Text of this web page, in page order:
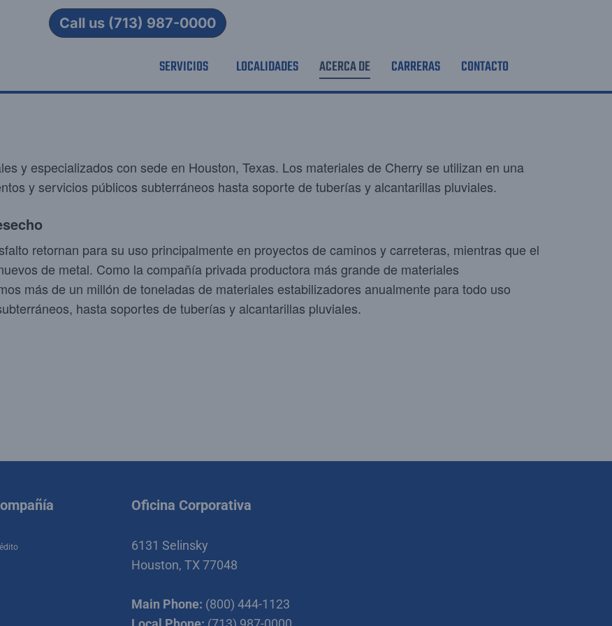
SERVICIOS LOCALIDADES ACERCA DE CARRERAS CONTACTO
Call us (713) 987-0000
y especializados con sede en Houston, Texas. Los materiales de Cherry se utilizan en una
y servicios públicos subterráneos hasta soporte de tuberías y alcantarillas pluviales.
retornan para su uso principalmente en proyectos de caminos y carreteras, mientras que el
de metal. Como la compañía privada productora más grande de materiales
más de un millón de toneladas de materiales estabilizadores anualmente para todo uso
hasta soportes de tuberías y alcantarillas pluviales.
Oficina Corporativa
6131 Selinsky
Houston, TX 77048
Main Phone: (800) 444-1123